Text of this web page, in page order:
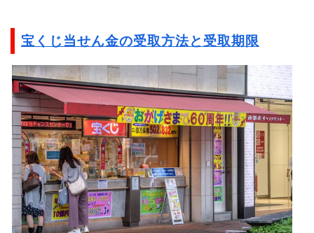
宝くじ当せん金の受取方法と受取期限